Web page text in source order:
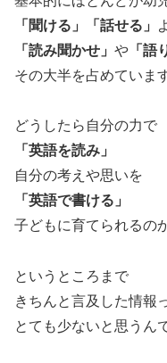
「聞ける」「話せる」
「読み聞かせ」 や 「語
その大半を占めていま
どうしたら自分の力で
「英語を読み」
自分の考えや思いを
「英語で書ける」
子どもに育てられるの
というところまで
きちんと言及した情報
とても少ないと思うん